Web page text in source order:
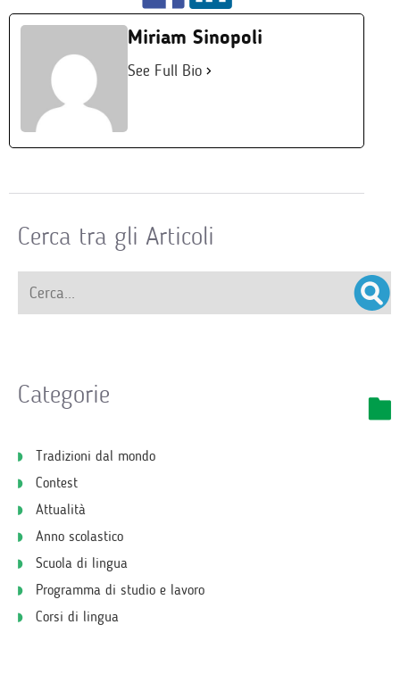
Miriam Sinopoli
See Full Bio
Cerca tra gli Articoli
Categorie
Tradizioni dal mondo
Contest
Attualità
Anno scolastico
Scuola di lingua
Programma di studio e lavoro
Corsi di lingua